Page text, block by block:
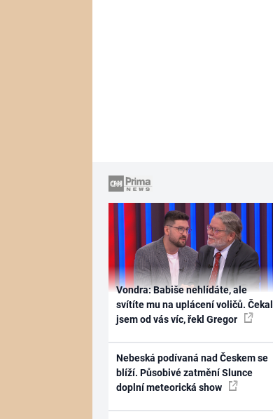
Vondra: Babiše nehlídáte, ale
svítíte mu na uplácení voličů. Čekal
jsem od vás víc, řekl Gregor
Nebeská podívaná nad Českem se
blíží. Působivé zatmění Slunce
doplní meteorická show